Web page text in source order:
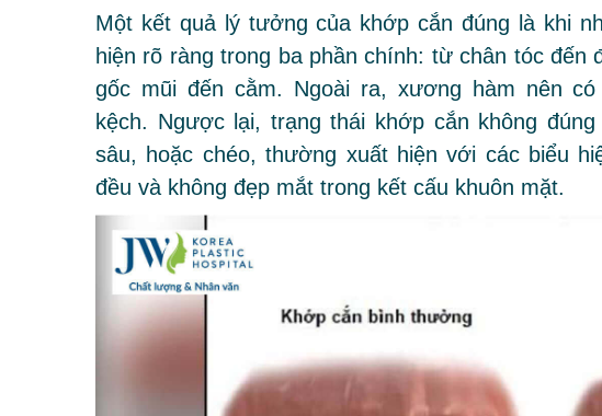
Một kết quả lý tưởng của khớp cắn đúng là khi
hiện rõ ràng trong ba phần chính: từ chân tóc
gốc mũi đến cằm. Ngoài ra, xương hàm nên
kệch. Ngược lại, trạng thái khớp cắn không
sâu, hoặc chéo, thường xuất hiện với các biểu
đều và không đẹp mắt trong kết cấu khuôn mặt.